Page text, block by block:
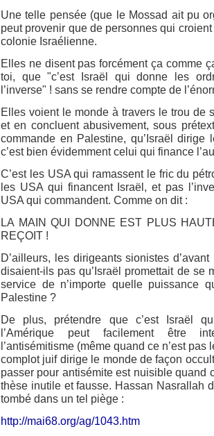
Une telle pensée (que le Mossad ait pu
peut provenir que de personnes qui
colonie Israélienne.
Elles ne disent pas forcément ça comme
toi, que "c’est Israël qui donne les
l’inverse" ! sans se rendre compte de
Elles voient le monde à travers le trou de
et en concluent abusivement, sous
commande en Palestine, qu’Israël dirige
c’est bien évidemment celui qui finance
C’est les USA qui ramassent le fric du
les USA qui financent Israël, et pas
USA qui commandent. Comme on dit :
LA MAIN QUI DONNE EST PLUS
REÇOIT !
D’ailleurs, les dirigeants sionistes
disaient-ils pas qu’Israël promettait de se
service de n’importe quelle puissance
Palestine ?
De plus, prétendre que c’est Israël
l’Amérique peut facilement être
l’antisémitisme (même quand ce n’est pas
complot juif dirige le monde de façon
passer pour antisémite est nuisible quand
thèse inutile et fausse. Hassan Nasrallah
tombé dans un tel piège :
http://mai68.org/ag/1043.htm